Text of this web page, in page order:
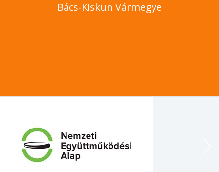
Bács-Kiskun Vármegye